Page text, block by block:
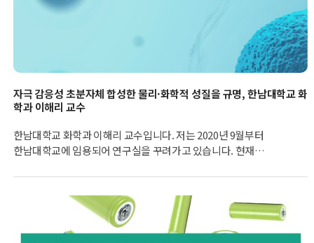
자극 감응성 초분자체 합성한 물리·화학적 성질을 규명, 한남대학교 화
학과 이해리 교수
한남대학교 화학과 이해리 교수입니다. 저는 2020년 9월부터
한남대학교에 임용되어 연구실을 꾸려가고 있습니다. 현재
수행하는 연구는 "자극 감응성 초분자체를 합성하고 물리·화학적
성질을 규명" 하는 것입니다.